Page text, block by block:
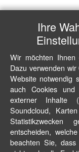
Ihre
Wir möchten Ihnen
Dazu verwenden
Website notwendig
auch Cookies
externer Inhalte
Soundcloud,
entscheiden,
beachten Sie,